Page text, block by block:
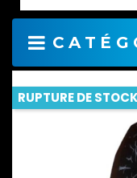
RUPTURE DE STOCK